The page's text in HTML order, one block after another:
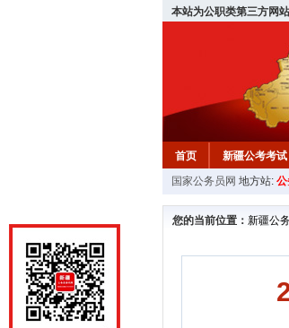
本站为公职类第三方网站
首页 新疆公考考试
新疆公务员行测试题
国家公务员网 地方站:
您的当前位置： 新疆公